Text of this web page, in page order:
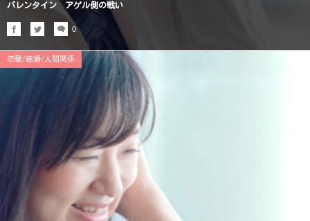
バレンタイン アゲル側の戦い
0
恋愛/結婚/人間関係